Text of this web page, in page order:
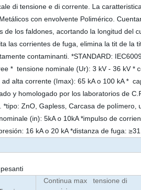
di tensione e di corrente. La
con envolvente Polimérico.
de los faldones, acortando la longitud del
las corrientes de fuga, elimina la tit de
contaminanti. *STANDARD:
* tensione nominale (Ur): 3 kV - 36 kV
ad alta corrente (Imax): 65 kA o 100 kA *
y homologado por los laboratorios de
*tipo: ZnO, Gapless, Carcasa de
(in): 5kA o 10kA *impulso de
16 kA o 20 kA *distanza de fuga:
Continua max tensione di